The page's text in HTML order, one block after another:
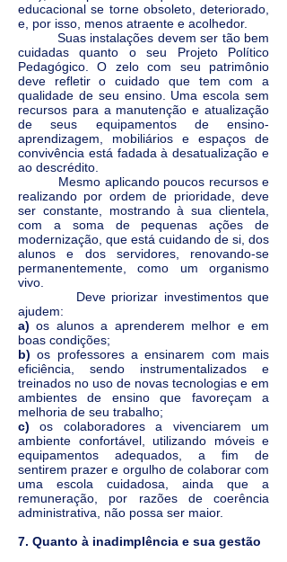
educacional se torne obsoleto, deteriorado,
e, por isso, menos atraente e acolhedor.
Suas instalações devem ser tão bem
cuidadas quanto o seu Projeto Político
Pedagógico. O zelo com seu patrimônio
deve refletir o cuidado que tem com a
qualidade de seu ensino. Uma escola sem
recursos para a manutenção e atualização
de seus equipamentos de ensino-
aprendizagem, mobiliários e espaços de
convivência está fadada à desatualização e
ao descrédito.
Mesmo aplicando poucos recursos e
realizando por ordem de prioridade, deve
ser constante, mostrando à sua clientela,
com a soma de pequenas ações de
modernização, que está cuidando de si, dos
alunos e dos servidores, renovando-se
permanentemente, como um organismo
vivo.
Deve priorizar investimentos que
ajudem:
a) os alunos a aprenderem melhor e em
boas condições;
b) os professores a ensinarem com mais
eficiência, sendo instrumentalizados e
treinados no uso de novas tecnologias e em
ambientes de ensino que favoreçam a
melhoria de seu trabalho;
c) os colaboradores a vivenciarem um
ambiente confortável, utilizando móveis e
equipamentos adequados, a fim de
sentirem prazer e orgulho de colaborar com
uma escola cuidadosa, ainda que a
remuneração, por razões de coerência
administrativa, não possa ser maior.
7. Quanto à inadimplência e sua gestão